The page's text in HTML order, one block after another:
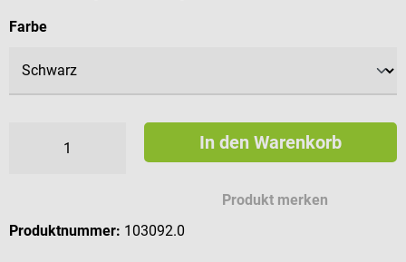
Farbeauswählen
In den Warenkorb
Produkt merken
Produktnummer: 103092.0